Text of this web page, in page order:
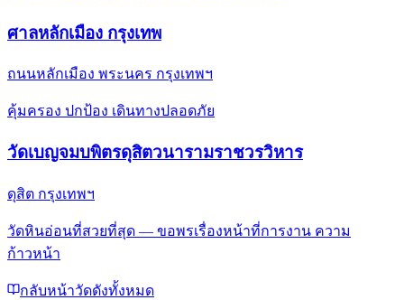
ศาลหลักเมือง กรุงเทพ
ถนนหลักเมือง พระนคร กรุงเทพฯ
คุ้มครอง ปกป้อง เดินทางปลอดภัย
วัดเบญจมบพิตรดุสิตวนารามราชวรวิหาร
ดุสิต กรุงเทพฯ
วัดหินอ่อนที่สวยที่สุด — ขอพรเรื่องหน้าที่การงาน ความ
ก้าวหน้า
กลับหน้าวัดดังทั้งหมด